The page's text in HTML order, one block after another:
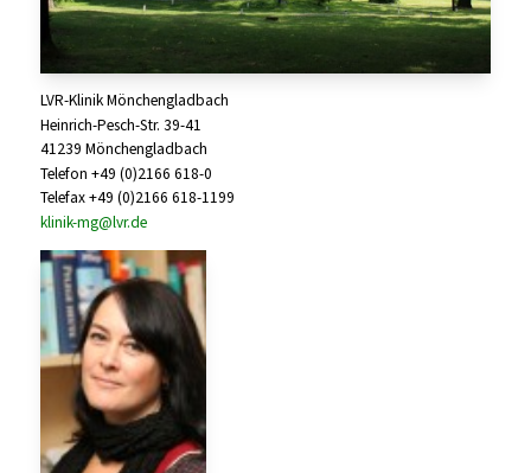
LVR-Klinik Mönchengladbach
Heinrich-Pesch-Str. 39-41
41239 Mönchengladbach
Telefon +49 (0)2166 618-0
Telefax +49 (0)2166 618-1199
klinik-mg@lvr.de